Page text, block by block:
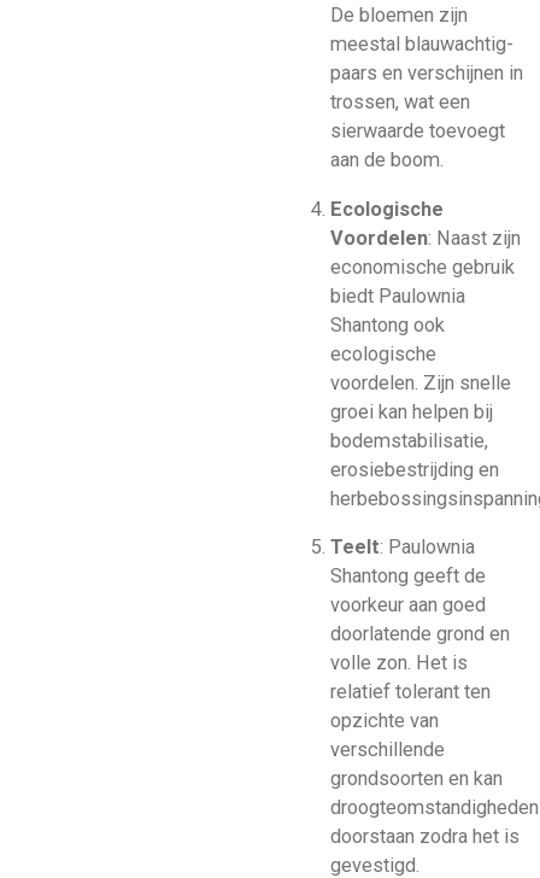
De bloemen zijn
meestal blauwachtig-
paars en verschijnen in
trossen, wat een
sierwaarde toevoegt
aan de boom.
Ecologische
Voordelen: Naast zijn
economische gebruik
biedt Paulownia
Shantong ook
ecologische
voordelen. Zijn snelle
groei kan helpen bij
bodemstabilisatie,
erosiebestrijding en
Teelt: Paulownia
Shantong geeft de
voorkeur aan goed
doorlatende grond en
volle zon. Het is
relatief tolerant ten
opzichte van
verschillende
grondsoorten en kan
droogteomstandigheden
doorstaan ​​zodra het is
gevestigd.